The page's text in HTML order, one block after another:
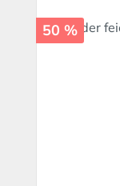
50 %